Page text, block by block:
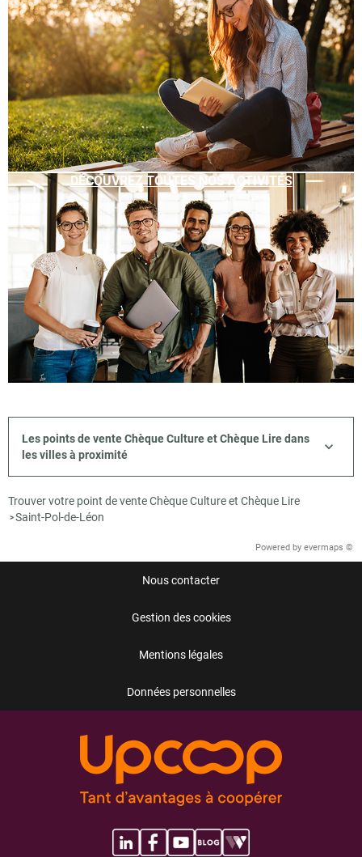
DÉCOUVREZ TOUTES NOS ACTIVITÉS
Les points de vente Chèque Culture et Chèque Lire dans
les villes à proximité
Trouver votre point de vente Chèque Culture et Chèque Lire
>Saint-Pol-de-Léon
Powered by evermaps ©
Nous contacter
Gestion des cookies
Mentions légales
Données personnelles